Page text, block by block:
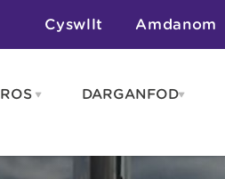
Cyswllt Amdanom
Open
DARGANFODOpen